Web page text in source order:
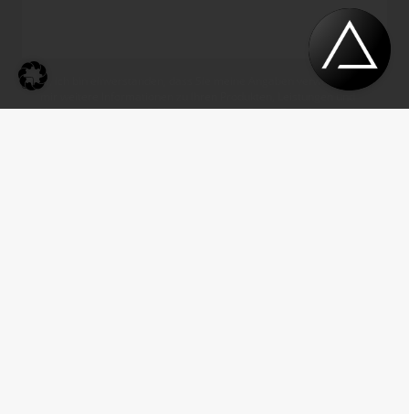
Ja, ich bin einverstanden, dass Sie meine Angaben verwenden, um
Veranstaltungen per E-Mail zuzusenden. Diese Einwilligung gilt bis